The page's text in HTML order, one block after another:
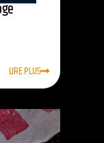
LIRE PLUS